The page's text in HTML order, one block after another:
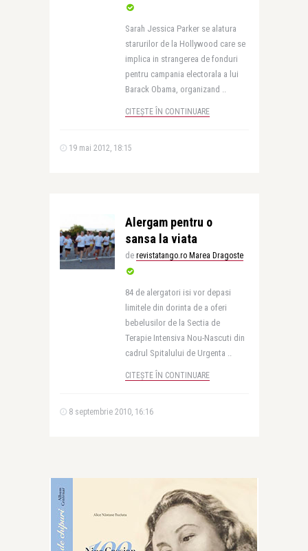
Sarah Jessica Parker se alatura
starurilor de la Hollywood care se
implica in strangerea de fonduri
pentru campania electorala a lui
Barack Obama, organizand ..
CITEȘTE ÎN CONTINUARE
19 mai 2012, 18:15
Alergam pentru o
sansa la viata
de revistatango.ro Marea Dragoste
84 de alergatori isi vor depasi
limitele din dorinta de a oferi
bebelusilor de la Sectia de
Terapie Intensiva Nou-Nascuti din
cadrul Spitalului de Urgenta ..
CITEȘTE ÎN CONTINUARE
8 septembrie 2010, 16:16